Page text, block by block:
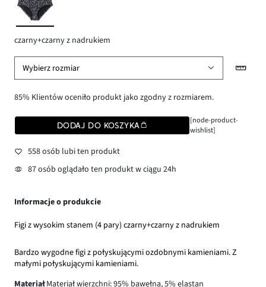
czarny+czarny z nadrukiem
Wybierz rozmiar
85% Klientów oceniło produkt jako zgodny z rozmiarem.
DODAJ DO KOSZYKA
[node-product-
wishlist]
558 osób lubi ten produkt
87 osób oglądało ten produkt w ciągu 24h
Informacje o produkcie
Figi z wysokim stanem (4 pary) czarny+czarny z nadrukiem
Bardzo wygodne figi z połyskującymi ozdobnymi kamieniami. Z
małymi połyskującymi kamieniami.
MateriałMateriał wierzchni: 95% bawełna, 5% elastan